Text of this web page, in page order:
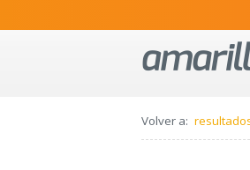
Volver a: